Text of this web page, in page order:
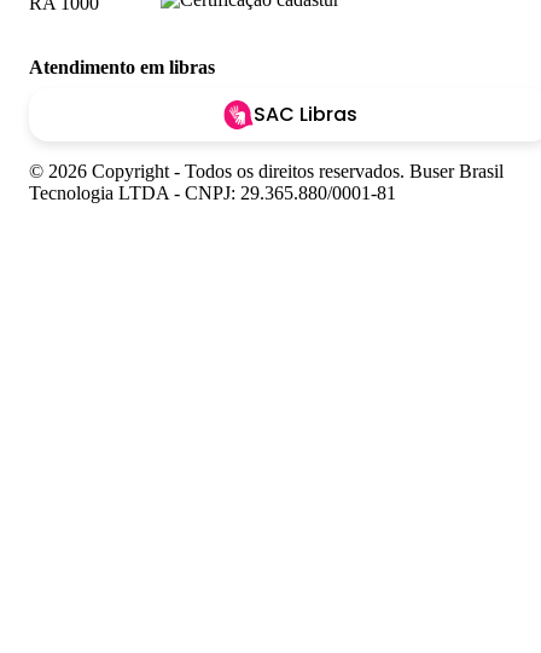
Atendimento em libras
SAC Libras
© 2026 Copyright - Todos os direitos reservados. Buser Brasil
Tecnologia LTDA - CNPJ: 29.365.880/0001-81